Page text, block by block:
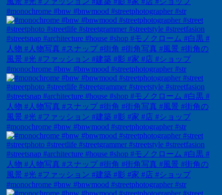
#monochrome #bnw #bnwmood #streetphotographer #str
#monochrome #bnw #bnwmood #streetphotographer #str
#monochrome #bnw #bnwmood #streetphotographer #str
#monochrome #bnw #bnwmood #streetphotographer #str